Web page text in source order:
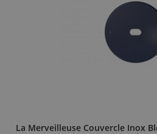
La Merveilleuse Couvercle Inox